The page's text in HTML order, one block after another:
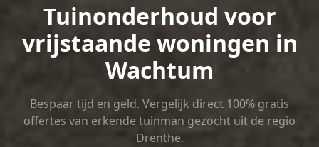
Tuinonderhoud voor
vrijstaande woningen in
Wachtum
Bespaar tijd en geld. Vergelijk direct 100% gratis
offertes van erkende tuinman gezocht uit de regio
Drenthe.